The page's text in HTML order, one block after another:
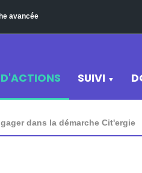
avancée
SUIVI ▼
dans la démarche Cit'ergie